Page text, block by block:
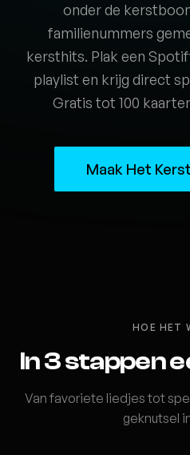
onder de
familienummers
kersthits. Plak een
playlist en krijg direct
Gratis tot 100
Maak Het
HOE HET
In 3 stappen
Van favoriete liedjes tot
geknutsel